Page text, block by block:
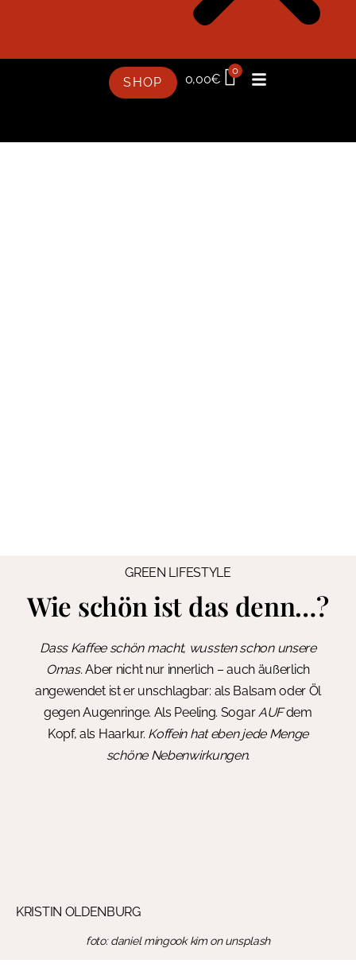
SHOP 0,00€
0
GREEN LIFESTYLE
Wie schön ist das denn…?
Dass Kaffee schön macht, wussten schon unsere
Omas.Aber nicht nur innerlich – auch äußerlich
angewendet ist er unschlagbar: als Balsam oder Öl
gegen Augenringe. Als Peeling. Sogar AUFdem
Kopf, als Haarkur. Koffein hat eben jede Menge
schöne Nebenwirkungen.
KRISTIN OLDENBURG
foto: daniel mingook kim on unsplash